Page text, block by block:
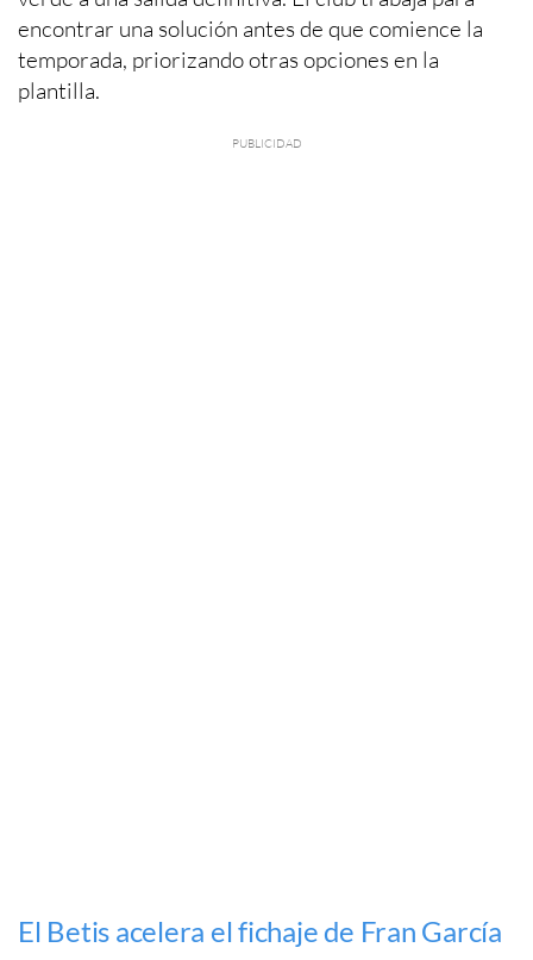
encontrar una solución antes de que comience la
temporada, priorizando otras opciones en la
plantilla.
El Betis acelera el fichaje de Fran García